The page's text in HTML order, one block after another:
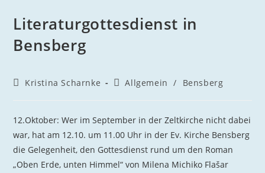
Literaturgottesdienst in
Bensberg
Beitrags-
Kristina Scharnke
Beitrags-
Allgemein / Bensberg
12.Oktober: Wer im September in der Zeltkirche nicht dabei
war, hat am 12.10. um 11.00 Uhr in der Ev. Kirche Bensberg
die Gelegenheit, den Gottesdienst rund um den Roman
„Oben Erde, unten Himmel“ von Milena Michiko Flašar